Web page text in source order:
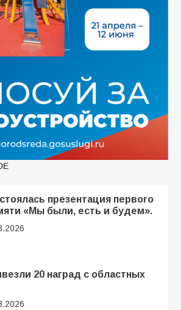
презентация первого
«Мы были, есть и будем».
20 наград с областных